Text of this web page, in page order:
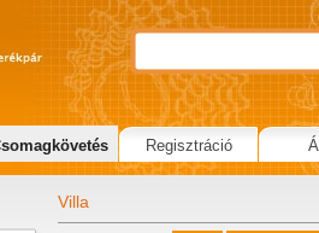
Villa
Regisztráció